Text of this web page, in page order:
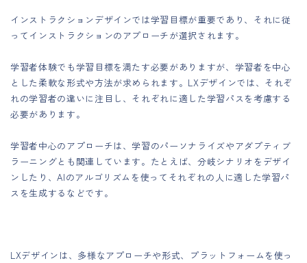
インストラクションデザインでは学習目標が重要であり、それに従
ってインストラクションのアプローチが選択されます。
学習者体験でも学習目標を満たす必要がありますが、学習者を中心
とした柔軟な形式や方法が求められます。LXデザインでは、それぞ
れの学習者の違いに注目し、それぞれに適した学習パスを考慮する
必要があります。
学習者中心のアプローチは、学習のパーソナライズやアダプティブ
ラーニングとも関連しています。たとえば、分岐シナリオをデザイ
ンしたり、AIのアルゴリズムを使ってそれぞれの人に適した学習パ
スを生成するなどです。
LXデザインは、多様なアプローチや形式、プラットフォームを使っ